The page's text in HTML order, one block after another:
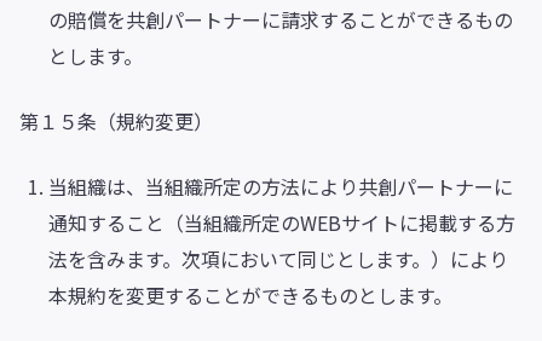
の賠償を共創パートナーに請求することができるもの
とします。
第１５条（規約変更）
当組織は、当組織所定の方法により共創パートナーに
通知すること（当組織所定のWEBサイトに掲載する方
法を含みます。次項において同じとします。）により
本規約を変更することができるものとします。